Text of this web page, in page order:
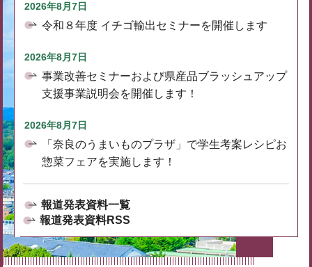
2026年8月7日
令和８年度 イチゴ輸出セミナーを開催します
2026年8月7日
事業改善セミナーおよび県産品ブラッシュアップ
支援事業説明会を開催します！
2026年8月7日
「奈良のうまいものプラザ」で学生考案レシピお
惣菜フェアを実施します！
報道発表資料一覧
報道発表資料RSS